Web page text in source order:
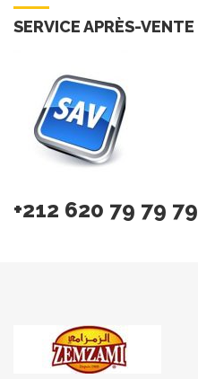
SERVICE APRÈS-VENTE
+212 620 79 79 79